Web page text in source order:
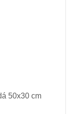
50x30 cm